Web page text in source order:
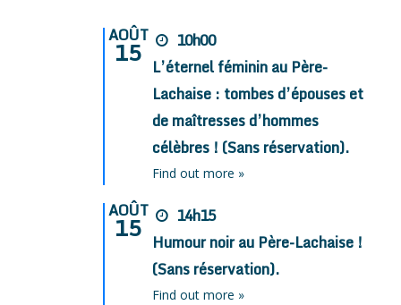
AOÛT
15
10h00
L’éternel féminin au Père-
Lachaise : tombes d’épouses et
de maîtresses d’hommes
célèbres ! (Sans réservation).
Find out more »
AOÛT
15
14h15
Humour noir au Père-Lachaise !
(Sans réservation).
Find out more »